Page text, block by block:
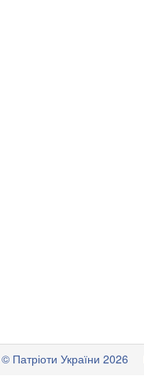
© Патріоти України 2026